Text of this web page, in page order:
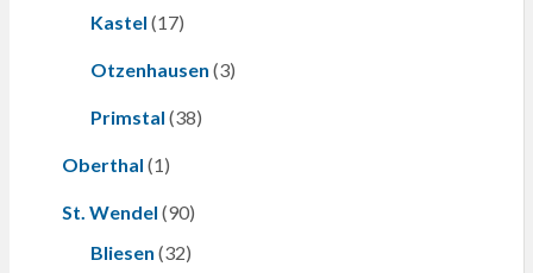
Kastel (17)
Otzenhausen (3)
Primstal (38)
Oberthal (1)
St. Wendel (90)
Bliesen (32)